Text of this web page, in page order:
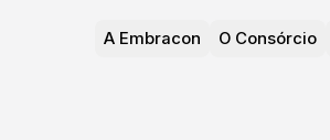
A Embracon O Consórcio